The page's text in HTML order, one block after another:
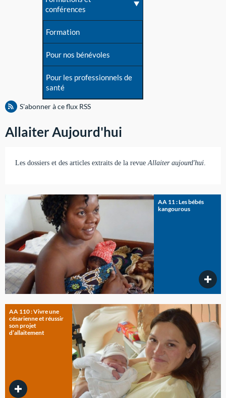
conférences
Formation
Pour nos bénévoles
Pour les professionnels de
santé
S'abonner à ce flux RSS
Allaiter Aujourd'hui
Les dossiers et des articles extraits de la revueAllaiter aujourd'hui.
AA 11 : Les bébés
kangourous
AA 110 : Vivre une
césarienne et réussir
son projet
d’allaitement